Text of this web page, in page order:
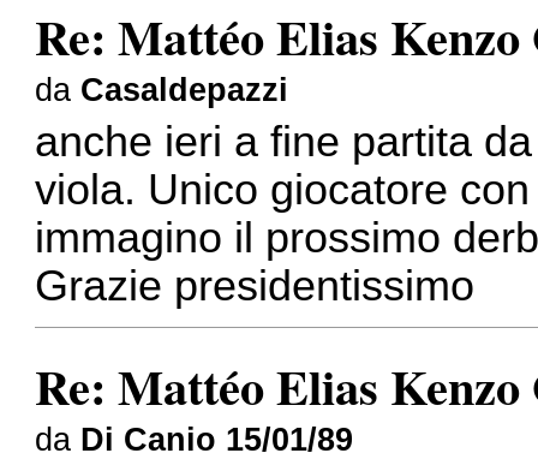
Re: Mattéo Elias
da Casaldepazzi
anche ieri a fine partita
viola. Unico giocatore
immagino il prossimo
Grazie presidentissimo
Re: Mattéo Elias
da Di Canio 15/01/89